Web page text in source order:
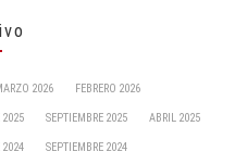
2026 FEBRERO 2026
2025 SEPTIEMBRE 2025 ABRIL 2025
2024 SEPTIEMBRE 2024